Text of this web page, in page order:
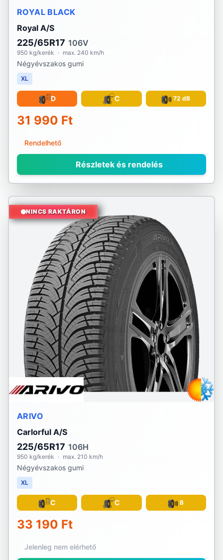
ROYAL BLACK
Royal A/S
225/65R17 106V
950 kg/kerék · max. 240 km/h
Négyévszakos gumi
XL
D C 72 dB
31 990 Ft
Rendelhető
Részletek és rendelés
NINCS RAKTÁRON
ARIVO
Carlorful A/S
225/65R17 106H
950 kg/kerék · max. 210 km/h
Négyévszakos gumi
XL
C C B
33 190 Ft
Jelenleg nem elérhető